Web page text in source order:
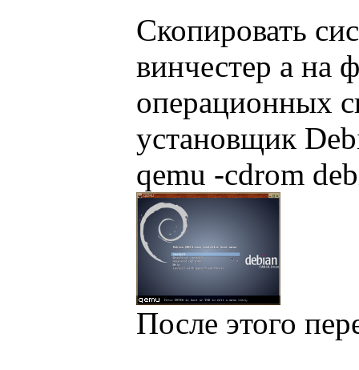
Скопировать
винчестер а на
операционных
установщик
qemu -cdrom
После этого